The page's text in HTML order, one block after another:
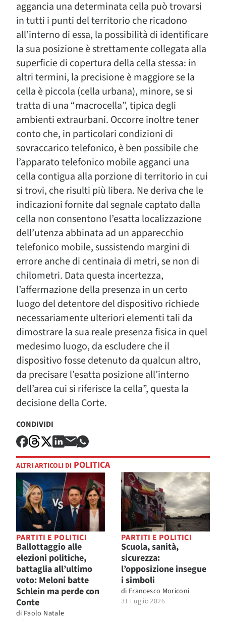
aggancia una determinata cella può trovarsi
in tutti i punti del territorio che ricadono
all’interno di essa, la possibilità di identificare
la sua posizione è strettamente collegata alla
superficie di copertura della cella stessa: in
altri termini, la precisione è maggiore se la
cella è piccola (cella urbana), minore, se si
tratta di una “macrocella”, tipica degli
ambienti extraurbani. Occorre inoltre tener
conto che, in particolari condizioni di
sovraccarico telefonico, è ben possibile che
l’apparato telefonico mobile agganci una
cella contigua alla porzione di territorio in cui
si trovi, che risulti più libera. Ne deriva che le
indicazioni fornite dal segnale captato dalla
cella non consentono l’esatta localizzazione
dell’utenza abbinata ad un apparecchio
telefonico mobile, sussistendo margini di
errore anche di centinaia di metri, se non di
chilometri. Data questa incertezza,
l’affermazione della presenza in un certo
luogo del detentore del dispositivo richiede
necessariamente ulteriori elementi tali da
dimostrare la sua reale presenza fisica in quel
medesimo luogo, da escludere che il
dispositivo fosse detenuto da qualcun altro,
da precisare l’esatta posizione all’interno
dell’area cui si riferisce la cella”, questa la
decisione della Corte.
CONDIVIDI
ALTRI ARTICOLI DI POLITICA
PARTITI E POLITICI
Ballottaggio alle
elezioni politiche,
battaglia all’ultimo
voto: Meloni batte
Schlein ma perde con
Conte
di Paolo Natale
PARTITI E POLITICI
Scuola, sanità,
sicurezza:
l’opposizione insegue
i simboli
di Francesco Moriconi
31 Luglio 2026